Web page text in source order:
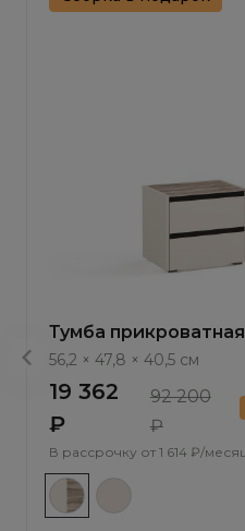
Тумба
Arta AR1012.1
56,2 × 47,8 × 40,5 см
19 362
₽
92 200
₽
В рассрочку от 1 614 ₽/